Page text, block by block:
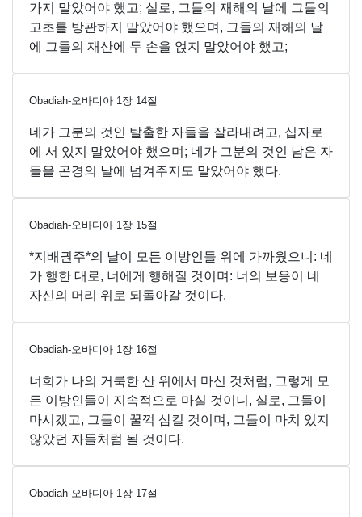
가지 말았어야 했고; 실로, 그들의 재해의 날에 그들의
고초를 방관하지 말았어야 했으며, 그들의 재해의 날
에 그들의 재산에 두 손을 얹지 말았어야 했고;
Obadiah-오바디아 1장 14절
네가 그분의 것인 탈출한 자들을 잘라내려고, 십자로
에 서 있지 말았어야 했으며; 네가 그분의 것인 남은 자
들을 곤경의 날에 넘겨주지도 말았어야 했다.
Obadiah-오바디아 1장 15절
*지배권주*의 날이 모든 이방인들 위에 가까웠으니: 네
가 행한 대로, 너에게 행해질 것이며: 너의 보응이 네
자신의 머리 위로 되돌아갈 것이다.
Obadiah-오바디아 1장 16절
너희가 나의 거룩한 산 위에서 마신 것처럼, 그렇게 모
든 이방인들이 지속적으로 마실 것이니, 실로, 그들이
마시겠고, 그들이 꿀꺽 삼킬 것이며, 그들이 마치 있지
않았던 자들처럼 될 것이다.
Obadiah-오바디아 1장 17절